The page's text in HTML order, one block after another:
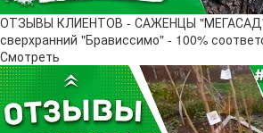
ОТЗЫВЫ КЛИЕНТОВ - САЖЕНЦЫ
сверхранний "Брависсимо" - 100%
Смотреть